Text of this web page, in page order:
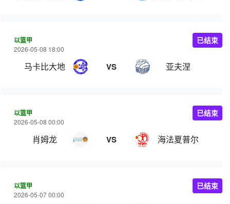
以篮甲
2026-05-08 18:00
马卡比大地 VS 亚夫涅
已结束
以篮甲
2026-05-08 00:00
肖姆龙 VS 海法夏普尔
已结束
以篮甲
2026-05-07 00:00
已结束